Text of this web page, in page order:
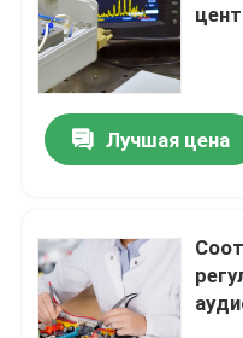
Лучшая цена